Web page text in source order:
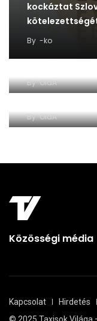
kockáztat
By -ko
ByOldA
ByOldA
Közösségi média
Kapcsolat Hirdetés